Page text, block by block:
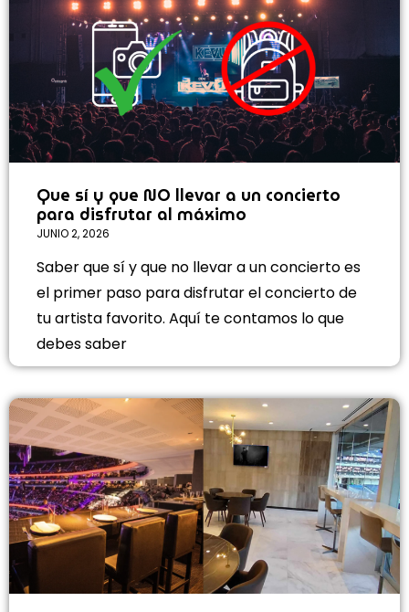
Que sí y que NO llevar a un concierto
para disfrutar al máximo
JUNIO 2, 2026
Saber que sí y que no llevar a un concierto es
el primer paso para disfrutar el concierto de
tu artista favorito. Aquí te contamos lo que
debes saber